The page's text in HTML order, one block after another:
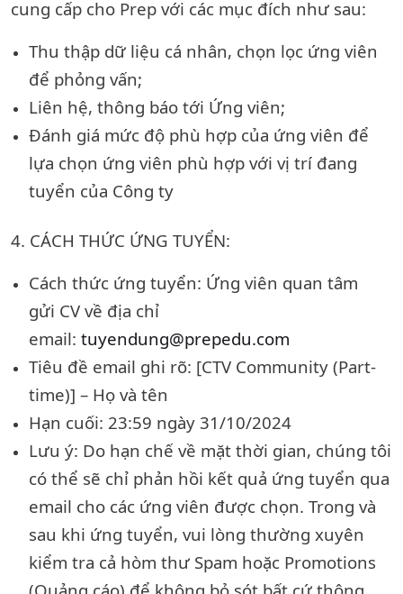
cung cấp cho Prep với các mục đích như sau:
Thu thập dữ liệu cá nhân, chọn lọc ứng viên
để phỏng vấn;
Liên hệ, thông báo tới Ứng viên;
Đánh giá mức độ phù hợp của ứng viên để
lựa chọn ứng viên phù hợp với vị trí đang
tuyển của Công ty
4. CÁCH THỨC ỨNG TUYỂN:
Cách thức ứng tuyển: Ứng viên quan tâm
gửi CV về địa chỉ
email: tuyendung@prepedu.com
Tiêu đề email ghi rõ: [CTV Community (Part-
time)] – Họ và tên
Hạn cuối: 23:59 ngày 31/10/2024
Lưu ý: Do hạn chế về mặt thời gian, chúng tôi
có thể sẽ chỉ phản hồi kết quả ứng tuyển qua
email cho các ứng viên được chọn. Trong và
sau khi ứng tuyển, vui lòng thường xuyên
kiểm tra cả hòm thư Spam hoặc Promotions